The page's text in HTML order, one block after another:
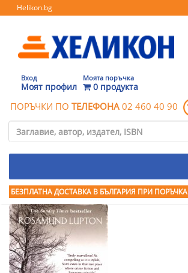
Helikon.bg
Вход
Моят профил
Моята поръчка
0 продукта
ПОРЪЧКИ ПО ТЕЛЕФОНА 02 460 40 90
БЕЗПЛАТНА ДОСТАВКА В БЪЛГАРИЯ ПРИ ПОРЪЧКА